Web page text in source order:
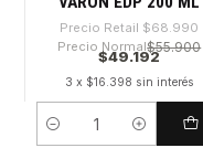
Precio Retail $68.990
Precio Normal$55.900
$49.192
3 x $16.398 sin interés
Cantidad